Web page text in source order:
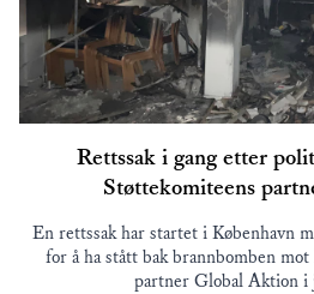
Rettssak i gang etter
Støttekomiteens
En rettssak har startet i København
for å ha stått bak brannbomben
partner Global Aktion i